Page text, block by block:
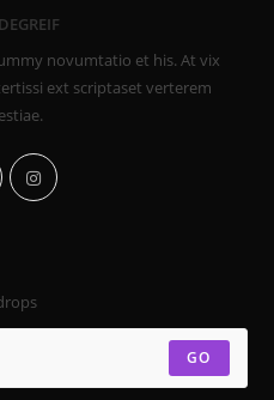
novumtatio et his. At vix
ext scriptaset verterem
GO